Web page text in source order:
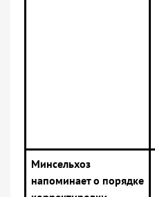
Минсельхоз
напоминает о порядке